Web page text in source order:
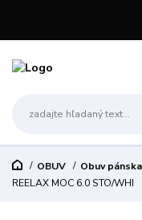
OBUV Obuv pánska
REELAX MOC 6.0 STO/WHI